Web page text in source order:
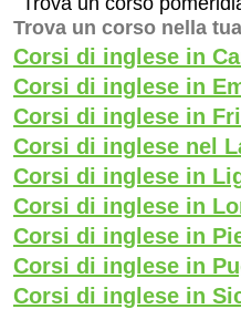
Trova un corso nella
Corsi di inglese in
Corsi di inglese in
Corsi di inglese in
Corsi di inglese nel
Corsi di inglese in
Corsi di inglese in
Corsi di inglese in
Corsi di inglese in
Corsi di inglese in